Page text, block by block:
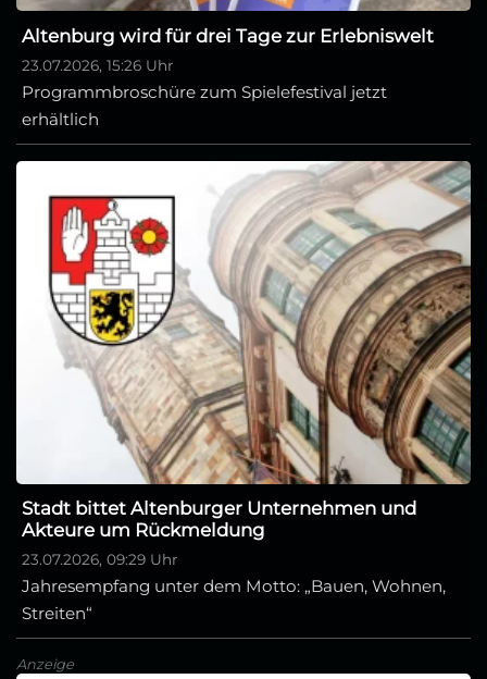
Altenburg wird für drei Tage zur Erlebniswelt
23.07.2026, 15:26 Uhr
Programmbroschüre zum Spielefestival jetzt
erhältlich
Stadt bittet Altenburger Unternehmen und
Akteure um Rückmeldung
23.07.2026, 09:29 Uhr
Jahresempfang unter dem Motto: „Bauen, Wohnen,
Streiten“
Anzeige